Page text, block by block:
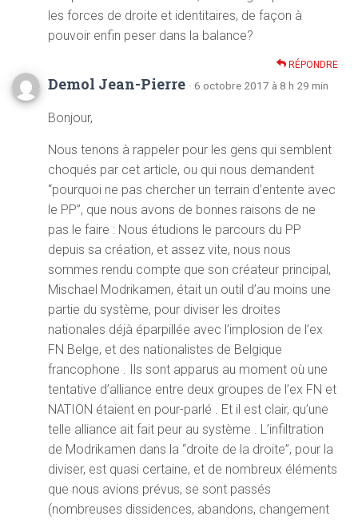
les forces de droite et identitaires, de façon à
pouvoir enfin peser dans la balance?
RÉPONDRE
Demol Jean-Pierre · 6 octobre 2017 à 8 h 29 min
Bonjour,
Nous tenons à rappeler pour les gens qui semblent
choqués par cet article, ou qui nous demandent
“pourquoi ne pas chercher un terrain d’entente avec
le PP”, que nous avons de bonnes raisons de ne
pas le faire : Nous étudions le parcours du PP
depuis sa création, et assez vite, nous nous
sommes rendu compte que son créateur principal,
Mischael Modrikamen, était un outil d’au moins une
partie du système, pour diviser les droites
nationales déjà éparpillée avec l’implosion de l’ex
FN Belge, et des nationalistes de Belgique
francophone . Ils sont apparus au moment où une
tentative d’alliance entre deux groupes de l’ex FN et
NATION étaient en pour-parlé . Et il est clair, qu’une
telle alliance ait fait peur au système . L’infiltration
de Modrikamen dans la “droite de la droite”, pour la
diviser, est quasi certaine, et de nombreux éléments
que nous avions prévus, se sont passés
(nombreuses dissidences, abandons, changement